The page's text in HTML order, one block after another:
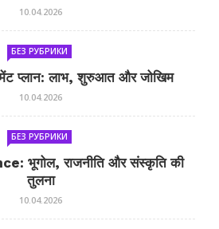
10.04.2026
БЕЗ РУБРИКИ
प्लान: लाभ, शुरुआत और जोखिम
10.04.2026
БЕЗ РУБРИКИ
भूगोल, राजनीति और संस्कृति की
तुलना
10.04.2026